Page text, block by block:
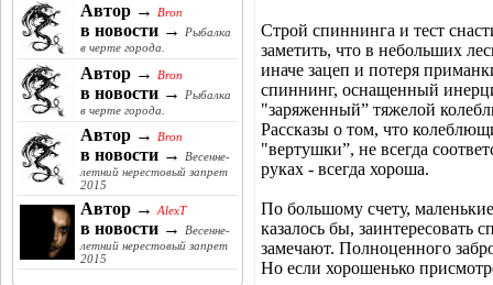
Автор → Bron
в новости →
Рыбалка
в черте города.
Автор → Bron
в новости →
Рыбалка
в черте города.
Автор → Bron
в новости →
Весенне-
летний нерестовый запрет
2015
Автор → AlexT
в новости →
Весенне-
летний нерестовый запрет
2015
Строй спиннинга и тест
заметить, что в небольших
иначе зацеп и потеря
спиннинг, оснащенный
"заряженный” тяжелой
Рассказы о том, что
"вертушки”, не всегда
руках - всегда хороша.
По большому счету,
казалось бы, заинтересовать
замечают. Полноценного
Но если хорошенько